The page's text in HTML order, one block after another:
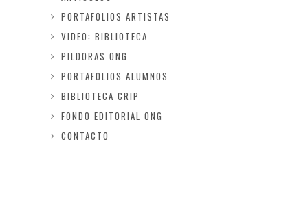
PORTAFOLIOS ARTISTAS
VIDEO: BIBLIOTECA
PILDORAS ONG
PORTAFOLIOS ALUMNOS
BIBLIOTECA CRIP
FONDO EDITORIAL ONG
CONTACTO